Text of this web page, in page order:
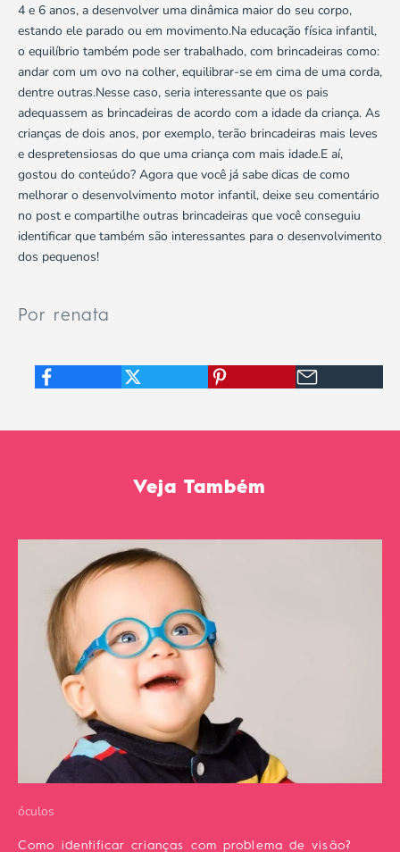
4 e 6 anos, a desenvolver uma dinâmica maior do seu corpo,
estando ele parado ou em movimento.Na educação física infantil,
o equilíbrio também pode ser trabalhado, com brincadeiras como:
andar com um ovo na colher, equilibrar-se em cima de uma corda,
dentre outras.Nesse caso, seria interessante que os pais
adequassem as brincadeiras de acordo com a idade da criança. As
crianças de dois anos, por exemplo, terão brincadeiras mais leves
e despretensiosas do que uma criança com mais idade.E aí,
gostou do conteúdo? Agora que você já sabe dicas de como
melhorar o desenvolvimento motor infantil, deixe seu comentário
no post e compartilhe outras brincadeiras que você conseguiu
identificar que também são interessantes para o desenvolvimento
dos pequenos!
Por renata
Veja Também
óculos
Como identificar crianças com problema de visão?